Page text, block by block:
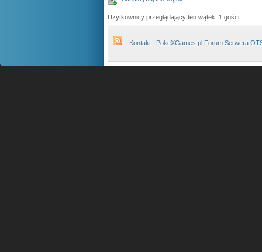
Użytkownicy przeglądający ten wątek: 1 gości
Kontakt PokeXGames.pl Forum Serwera